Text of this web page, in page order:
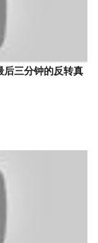
后三分钟的反转真